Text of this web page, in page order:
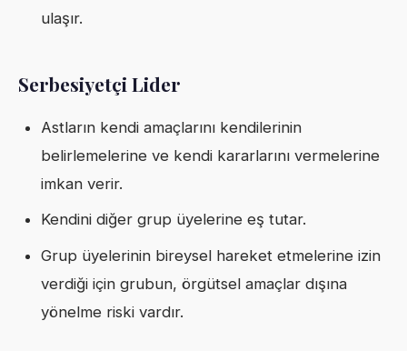
ulaşır.
Serbesiyetçi Lider
Astların kendi amaçlarını kendilerinin
belirlemelerine ve kendi kararlarını vermelerine
imkan verir.
Kendini diğer grup üyelerine eş tutar.
Grup üyelerinin bireysel hareket etmelerine izin
verdiği için grubun, örgütsel amaçlar dışına
yönelme riski vardır.